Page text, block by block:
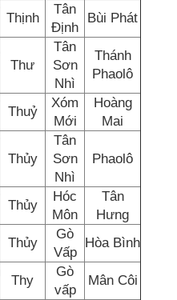
Thịnh
Tân
Định
Bùi Phát
Thư
Tân
Sơn
Nhì
Thánh
Phaolô
Thuỷ
Xóm
Mới
Hoàng
Mai
Thủy
Tân
Sơn
Nhì
Phaolô
Thủy
Hóc
Môn
Tân
Hưng
Thủy
Gò
Vấp
Hòa Bình
Thy
Gò
vấp
Mân Côi